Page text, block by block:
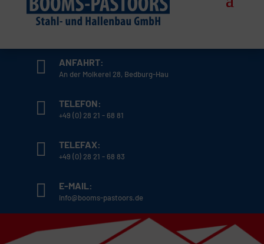
ANFAHRT:
An der Molkerei 28, Bedburg-Hau
TELEFON:
+49 (0) 28 21 - 68 81
TELEFAX:
+49 (0) 28 21 - 68 83
E-MAIL:
info@booms-pastoors.de